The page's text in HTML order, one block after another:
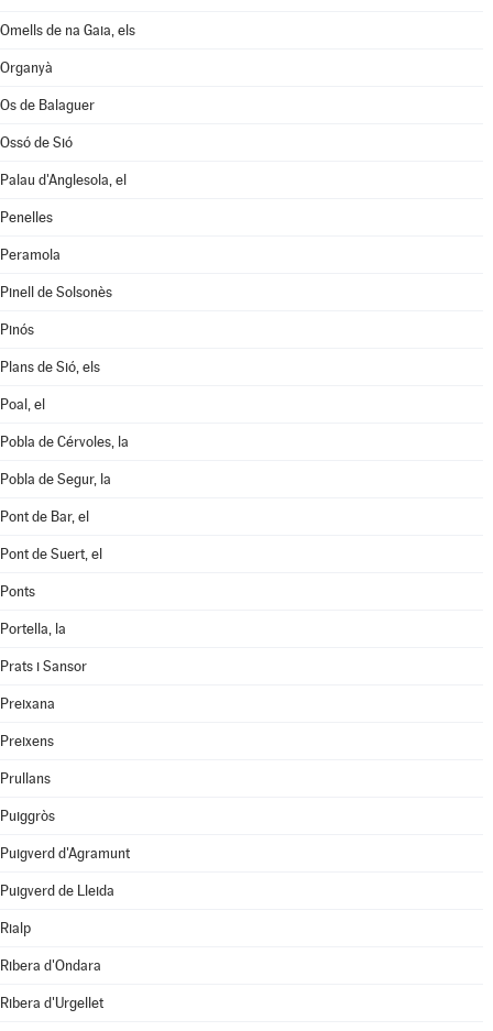
Omells de na Gaia, els
Organyà
Os de Balaguer
Ossó de Sió
Palau d'Anglesola, el
Penelles
Peramola
Pinell de Solsonès
Pinós
Plans de Sió, els
Poal, el
Pobla de Cérvoles, la
Pobla de Segur, la
Pont de Bar, el
Pont de Suert, el
Ponts
Portella, la
Prats i Sansor
Preixana
Preixens
Prullans
Puiggròs
Puigverd d'Agramunt
Puigverd de Lleida
Rialp
Ribera d'Ondara
Ribera d'Urgellet